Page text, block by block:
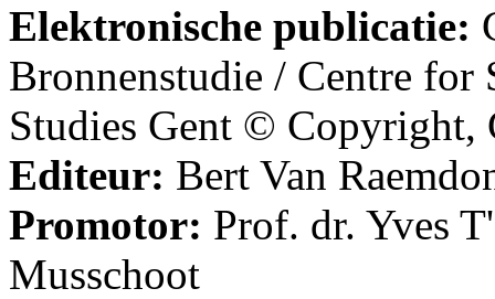
Elektronische publicatie:
Bronnenstudie / Centre
Studies Gent © Copyright,
Editeur: Bert Van
Promotor: Prof. dr. Yves
Musschoot